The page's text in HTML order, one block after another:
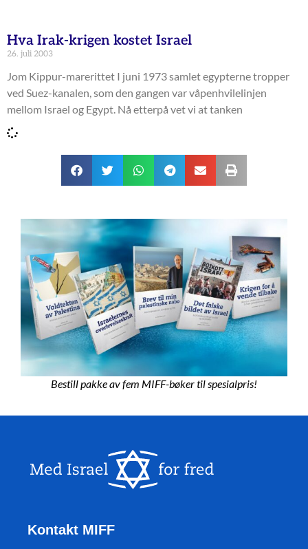
Hva Irak-krigen kostet Israel
26. juli 2003
Jom Kippur-marerittet I juni 1973 samlet egypterne tropper
ved Suez-kanalen, som den gangen var våpenhvilelinjen
mellom Israel og Egypt. Nå etterpå vet vi at tanken
Bestill pakke av fem MIFF-bøker til spesialpris!
Kontakt MIFF